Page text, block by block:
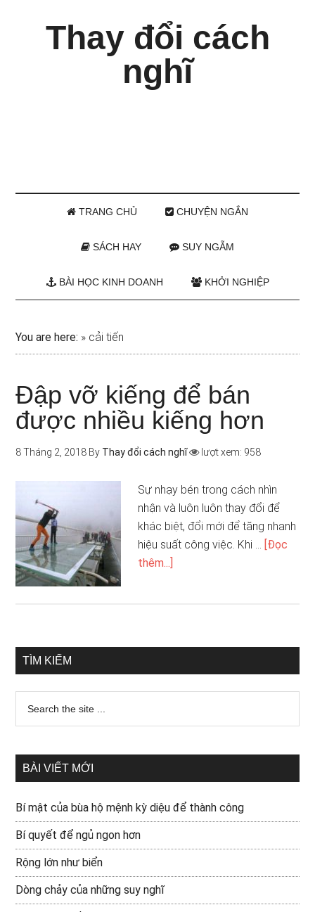
Thay đổi cách
nghĩ
TRANG CHỦ CHUYỆN NGẮN
SÁCH HAY SUY NGẪM
BÀI HỌC KINH DOANH KHỞI NGHIỆP
You are here: » cải tiến
Đập vỡ kiếng để bán
được nhiều kiếng hơn
8 Tháng 2, 2018 By Thay đổi cách nghĩ lượt xem: 958
Sự nhạy bén trong cách nhìn
nhận và luôn luôn thay đổi để
khác biệt, đổi mới để tăng nhanh
hiệu suất công việc. Khi … [Đọc
thêm...]
TÌM KIẾM
BÀI VIẾT MỚI
Bí mật của bùa hộ mệnh kỳ diệu để thành công
Bí quyết để ngủ ngon hơn
Rộng lớn như biển
Dòng chảy của những suy nghĩ